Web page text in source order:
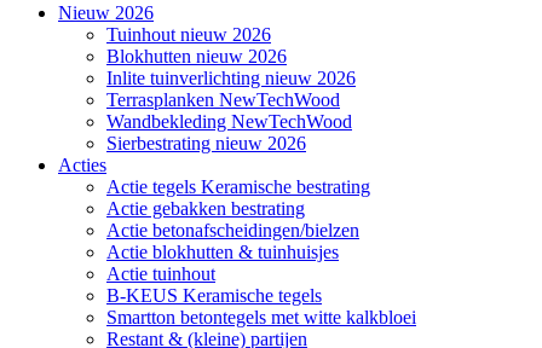
Nieuw 2026
Tuinhout nieuw 2026
Blokhutten nieuw 2026
Inlite tuinverlichting nieuw 2026
Terrasplanken NewTechWood
Wandbekleding NewTechWood
Sierbestrating nieuw 2026
Acties
Actie tegels Keramische bestrating
Actie gebakken bestrating
Actie betonafscheidingen/bielzen
Actie blokhutten & tuinhuisjes
Actie tuinhout
B-KEUS Keramische tegels
Smartton betontegels met witte kalkbloei
Restant & (kleine) partijen